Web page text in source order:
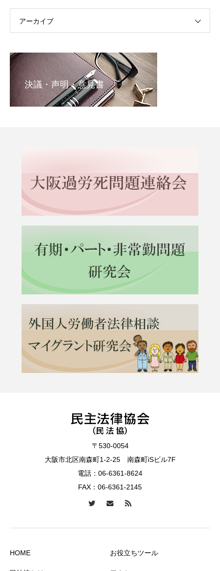
アーカイブ
決議・声明・意見書
〒530-0054
大阪市北区南森町1-2-25 南森町iSビル7F
電話： 06-6361-8624
FAX：06-6361-2145
HOME お役立ちツール